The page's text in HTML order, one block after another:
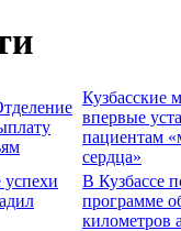
Кузбасские
впервые
пациентам
сердца»
В Кузбассе
программе
километров